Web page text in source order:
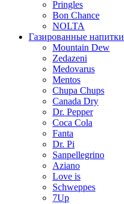
Pringles
Bon Chance
NOLTA
Газированные напитки
Mountain Dew
Zedazeni
Medovarus
Mentos
Chupa Chups
Canada Dry
Dr. Pepper
Coca Cola
Fanta
Dr. Pi
Sanpellegrino
Aziano
Love is
Schweppes
7Up